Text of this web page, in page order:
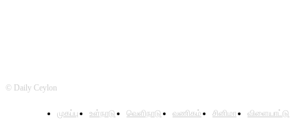
© Daily Ceylon
முகப்பு உள்நாடு வெளிநாடு வணிகம் சினிமா விளையாட்டு